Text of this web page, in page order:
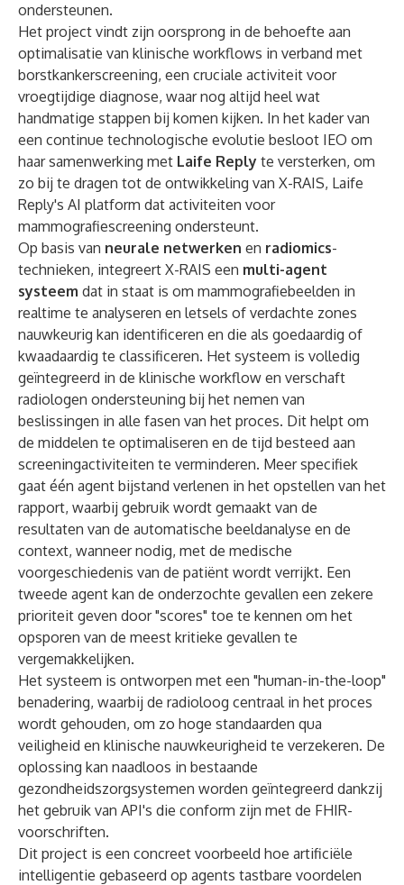
ondersteunen.
Het project vindt zijn oorsprong in de behoefte aan
optimalisatie van klinische workflows in verband met
borstkankerscreening, een cruciale activiteit voor
vroegtijdige diagnose, waar nog altijd heel wat
handmatige stappen bij komen kijken. In het kader van
een continue technologische evolutie besloot IEO om
haar samenwerking met Laife Reply te versterken, om
zo bij te dragen tot de ontwikkeling van X-RAIS, Laife
Reply's AI platform dat activiteiten voor
mammografiescreening ondersteunt.
Op basis van neurale netwerken en radiomics-
technieken, integreert X-RAIS een multi-agent
systeem dat in staat is om mammografiebeelden in
realtime te analyseren en letsels of verdachte zones
nauwkeurig kan identificeren en die als goedaardig of
kwaadaardig te classificeren. Het systeem is volledig
geïntegreerd in de klinische workflow en verschaft
radiologen ondersteuning bij het nemen van
beslissingen in alle fasen van het proces. Dit helpt om
de middelen te optimaliseren en de tijd besteed aan
screeningactiviteiten te verminderen. Meer specifiek
gaat één agent bijstand verlenen in het opstellen van het
rapport, waarbij gebruik wordt gemaakt van de
resultaten van de automatische beeldanalyse en de
context, wanneer nodig, met de medische
voorgeschiedenis van de patiënt wordt verrijkt. Een
tweede agent kan de onderzochte gevallen een zekere
prioriteit geven door "scores" toe te kennen om het
opsporen van de meest kritieke gevallen te
vergemakkelijken.
Het systeem is ontworpen met een "human-in-the-loop"
benadering, waarbij de radioloog centraal in het proces
wordt gehouden, om zo hoge standaarden qua
veiligheid en klinische nauwkeurigheid te verzekeren. De
oplossing kan naadloos in bestaande
gezondheidszorgsystemen worden geïntegreerd dankzij
het gebruik van API's die conform zijn met de FHIR-
voorschriften.
Dit project is een concreet voorbeeld hoe artificiële
intelligentie gebaseerd op agents tastbare voordelen